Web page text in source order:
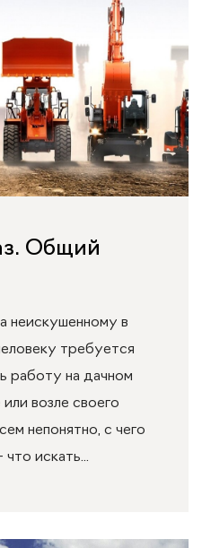
Общий
неискушенному в
требуется
работу на дачном
возле своего
непонятно, с чего
искать...